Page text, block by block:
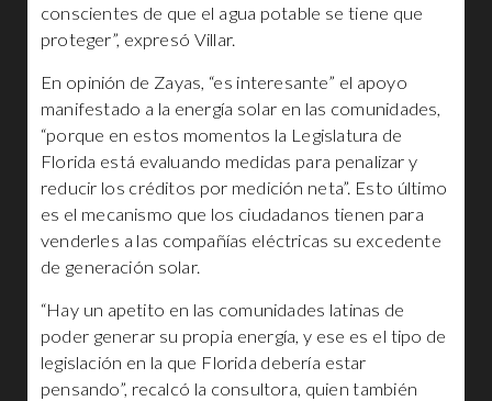
conscientes de que el agua potable se tiene que
proteger”, expresó Villar.
En opinión de Zayas, “es interesante” el apoyo
manifestado a la energía solar en las comunidades,
“porque en estos momentos la Legislatura de
Florida está evaluando medidas para penalizar y
reducir los créditos por medición neta”. Esto último
es el mecanismo que los ciudadanos tienen para
venderles a las compañías eléctricas su excedente
de generación solar.
“Hay un apetito en las comunidades latinas de
poder generar su propia energía, y ese es el tipo de
legislación en la que Florida debería estar
pensando”, recalcó la consultora, quien también